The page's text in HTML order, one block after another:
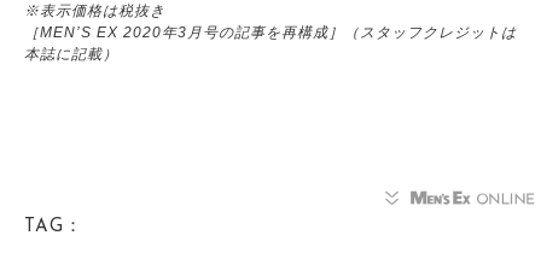
※表示価格は税抜き
［MEN’S EX 2020年3月号の記事を再構成］（スタッフクレジットは
本誌に記載）
TAG：